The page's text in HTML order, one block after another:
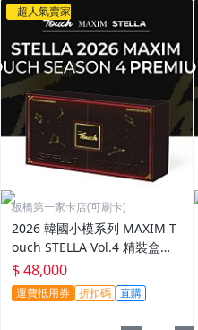
超人氣賣家
板橋第一家卡店(可刷卡)
2026 韓國小模系列 MAXIM T
ouch STELLA Vol.4 精裝盒一
箱(四盒)
$ 48,000
運費抵用券 折扣碼 直購